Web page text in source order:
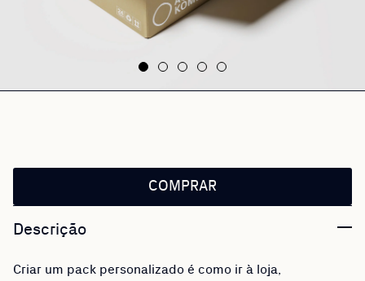
COMPRAR
Descrição
Criar um pack personalizado é como ir à loja,